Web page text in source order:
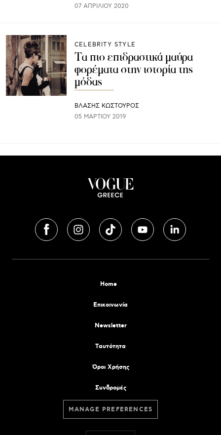
07 ΑΠΡΙΛΊΟΥ 2020
CELEBRITY STYLE
Τα πιο επιδραστικά μαύρα
φορέματα στην ιστορία της
μόδας
ΒΛΑΣΗΣ ΚΩΣΤΟΥΡΟΣ
05 ΜΑΡΤΊΟΥ 2019
Home
Επικοινωνία
Newsletter
Tαυτότητα
Όροι Χρήσης
Συνδρομές
MANAGE PREFERENCES